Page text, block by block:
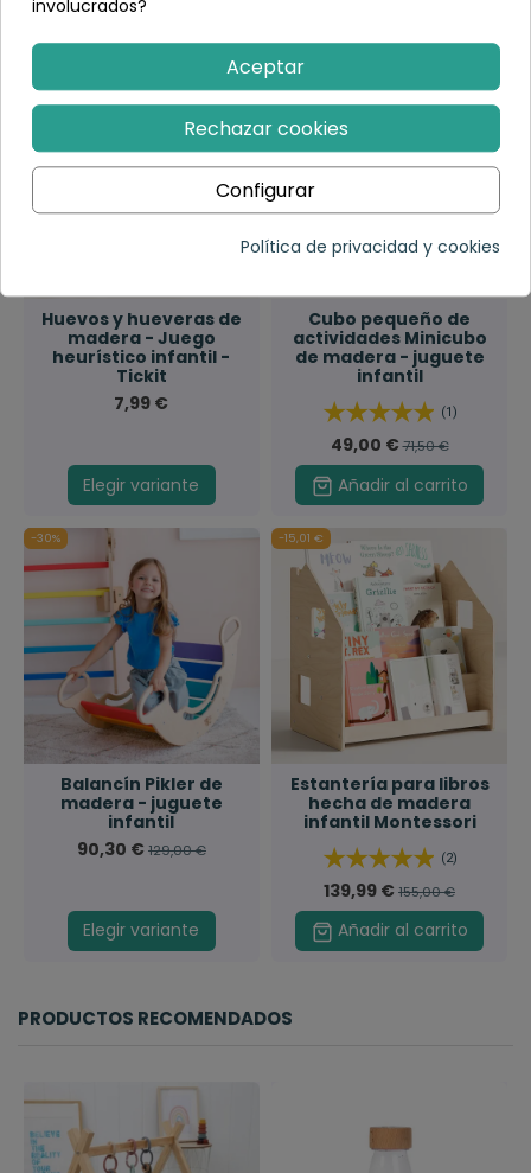
Huevos y hueveras de
madera - Juego
heurístico infantil -
Tickit
7,99 €
Elegir variante
-22,50 €
Cubo pequeño de
actividades Minicubo
de madera - juguete
infantil
(1)
49,00 €71,50 €
Añadir al carrito
-30%
Balancín Pikler de
madera - juguete
infantil
90,30 € 129,00 €
Elegir variante
-15,01 €
Estantería para libros
hecha de madera
infantil Montessori
(2)
139,99 € 155,00 €
Añadir al carrito
PRODUCTOS RECOMENDADOS
involucrados?
Aceptar
Rechazar cookies
Configurar
Política de privacidad y cookies